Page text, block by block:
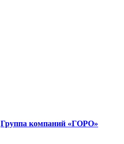
Группа компаний «ГОРО»